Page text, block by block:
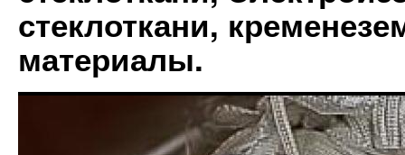
стеклоткани,
материалы.